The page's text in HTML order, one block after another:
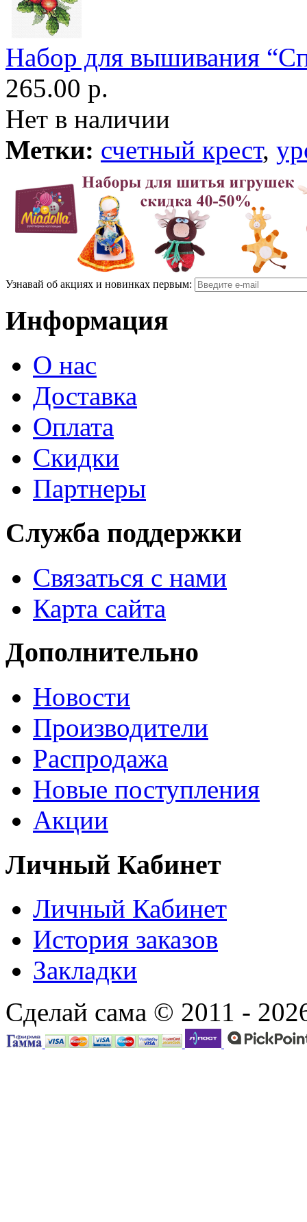
Набор для вышивания
265.00 р.
Нет в наличии
Метки: счетный крест,
Узнавай об акциях и новинках первым:
Информация
О нас
Доставка
Оплата
Скидки
Партнеры
Служба поддержки
Связаться с нами
Карта сайта
Дополнительно
Новости
Производители
Распродажа
Новые поступления
Акции
Личный Кабинет
Личный Кабинет
История заказов
Закладки
Сделай сама © 2011 -